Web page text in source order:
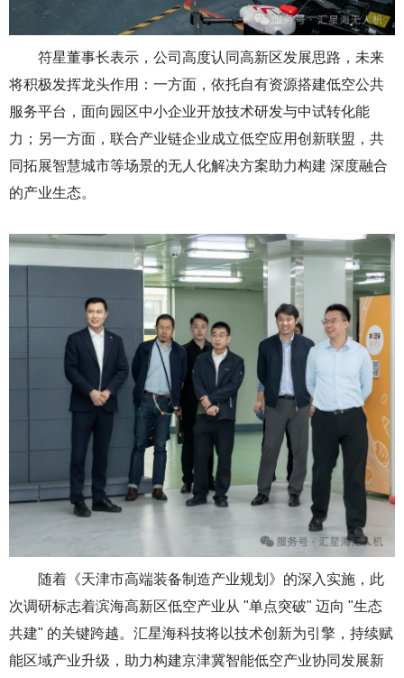
符星董事长表示，公司高度认同高新区发展思路，未来
将积极发挥龙头作用：一方面，依托自有资源搭建低空公共
服务平台，面向园区中小企业开放技术研发与中试转化能
力；另一方面，联合产业链企业成立低空应用创新联盟，共
同拓展智慧城市等场景的无人化解决方案助力构建 深度融合
的产业生态。
随着《天津市高端装备制造产业规划》的深入实施，此
次调研标志着滨海高新区低空产业从 "单点突破" 迈向 "生态
共建" 的关键跨越。 汇星海科技将以技术创新为引擎，持续赋
能区域产业升级，助力构建京津冀智能低空产业协同发展新